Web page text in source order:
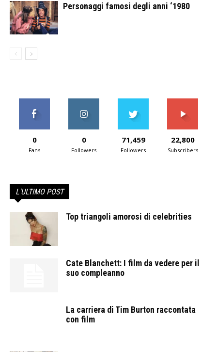
Personaggi famosi degli anni ‘1980
0
Fans
0
Followers
71,459
Followers
22,800
Subscribers
L'ULTIMO POST
Top triangoli amorosi di celebrities
Cate Blanchett: I film da vedere per il
suo compleanno
La carriera di Tim Burton raccontata
con film